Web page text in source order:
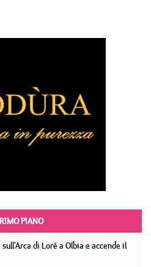
PIANO
di Lorè a Olbia e accende il